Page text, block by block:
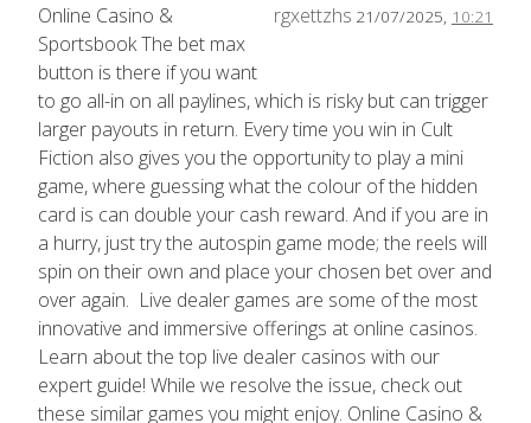
rgxettzhs 21/07/2025, 10:21
Online Casino &
Sportsbook The bet max
button is there if you want
to go all-in on all paylines, which is risky but can trigger
larger payouts in return. Every time you win in Cult
Fiction also gives you the opportunity to play a mini
game, where guessing what the colour of the hidden
card is can double your cash reward. And if you are in
a hurry, just try the autospin game mode; the reels will
spin on their own and place your chosen bet over and
over again. Live dealer games are some of the most
innovative and immersive offerings at online casinos.
Learn about the top live dealer casinos with our
expert guide! While we resolve the issue, check out
these similar games you might enjoy. Online Casino &